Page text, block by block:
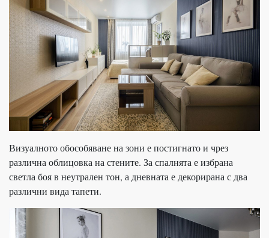
Визуалното обособяване на зони е постигнато и чрез
различна облицовка на стените. За спалнята е избрана
светла боя в неутрален тон, а дневната е декорирана с два
различни вида тапети.